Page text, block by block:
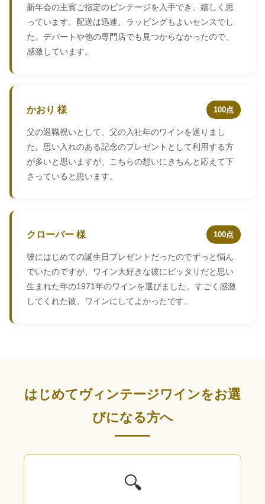
新年会の主賓ご指定のビンテージを入手でき、嬉しく思
っています。配送は迅速、ラッピングもよいセンスでし
た。デパートや他の専門店でも見つからなかったので、
感激しています。
かおり 様 100点
父の退職祝いとして、父の入社年のワインを送りまし
た。思い入れのある記念のプレゼントとして利用する方
が多いと思いますが、こちらの想いにきちんと応えて下
さっていると思います。
クローバー 様 100点
彼にはじめての誕生日プレゼントだったのでずっと悩ん
でいたのですが、ワイン大好きな彼にピッタリだと思い
生まれた年の1971年のワインを選びました。すごく感激
してくれた彼。ワインにしてよかったです。
はじめてヴィンテージワインをお選
びになる方へ
🔍